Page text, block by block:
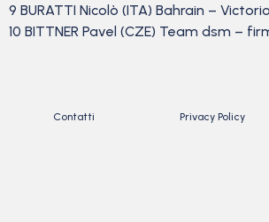
9 BURATTI Nicolò (ITA) Bahrain –
10 BITTNER Pavel (CZE) Team dsm –
Contatti Privacy Policy